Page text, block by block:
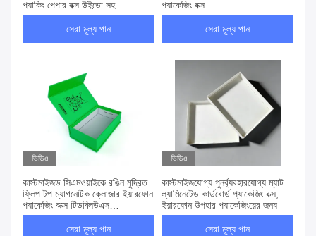
প্যাকিং পেপার বক্স উইন্ডো সহ
সেরা মূল্য পান
প্যাকেজিং বক্স
সেরা মূল্য পান
ভিডিও
কাস্টমাইজড সিএমওয়াইকে রঙিন মুদ্রিত
ফ্লিপ টপ ম্যাগনেটিক ক্লোজার ইয়ারফোন
প্যাকেজিং বাক্স টিডব্লিউএস
ইয়ারফোনগুলির জন্য
সেরা মূল্য পান
ভিডিও
কাস্টমাইজযোগ্য পুনর্ব্যবহারযোগ্য ম্যাট
ল্যামিনেটেড কার্ডবোর্ড প্যাকেজিং বক্স,
ইয়ারফোন উপহার প্যাকেজিংয়ের জন্য
সেরা মূল্য পান